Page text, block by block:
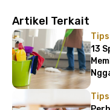
Artikel Terkait
13